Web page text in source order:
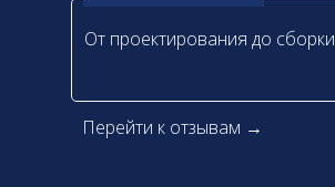
От проектирования до сборки
Перейти к отзывам →